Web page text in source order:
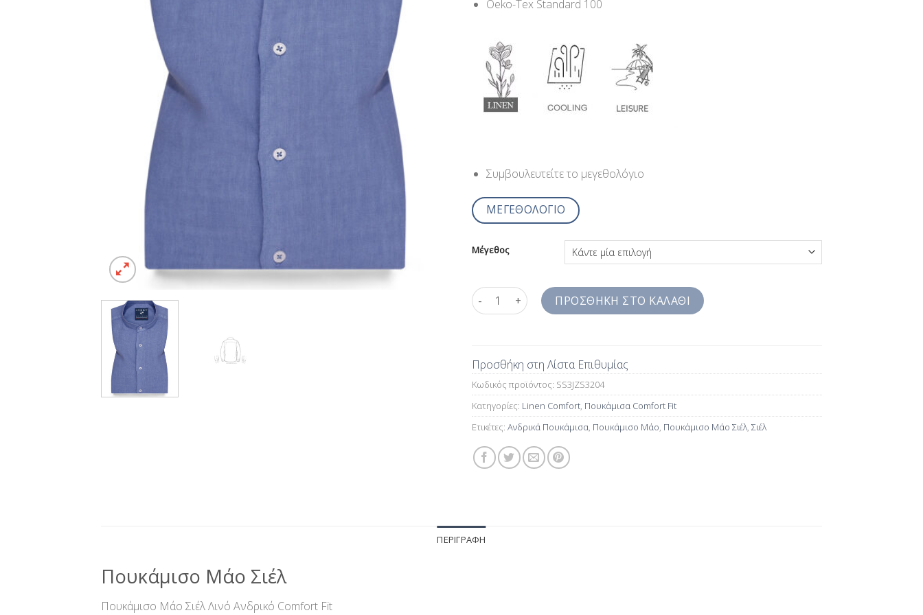
Oeko-Tex Standard 100
Συμβουλευτείτε το μεγεθολόγιο
ΜΕΓΕΘΟΛΟΓΙΟ
Μέγεθος
Πουκάμισο Μάο Σιέλ Λινό Ανδρικό Comfort Fit SS3JZS3204 ποσότητα
ΠΡΟΣΘΉΚΗ ΣΤΟ ΚΑΛΆΘΙ
Προσθήκη στη Λίστα Επιθυμίας
Κωδικός προϊόντος: SS3JZS3204
Κατηγορίες: Linen Comfort, Πουκάμισα Comfort Fit
Ετικέτες: Ανδρικά Πουκάμισα, Πουκάμισο Μάο, Πουκάμισο Μάο Σιέλ, Σιέλ
ΠΕΡΙΓΡΑΦΉ
Πουκάμισο Μάο Σιέλ
Πουκάμισο Μάο Σιέλ Λινό Ανδρικό Comfort Fit